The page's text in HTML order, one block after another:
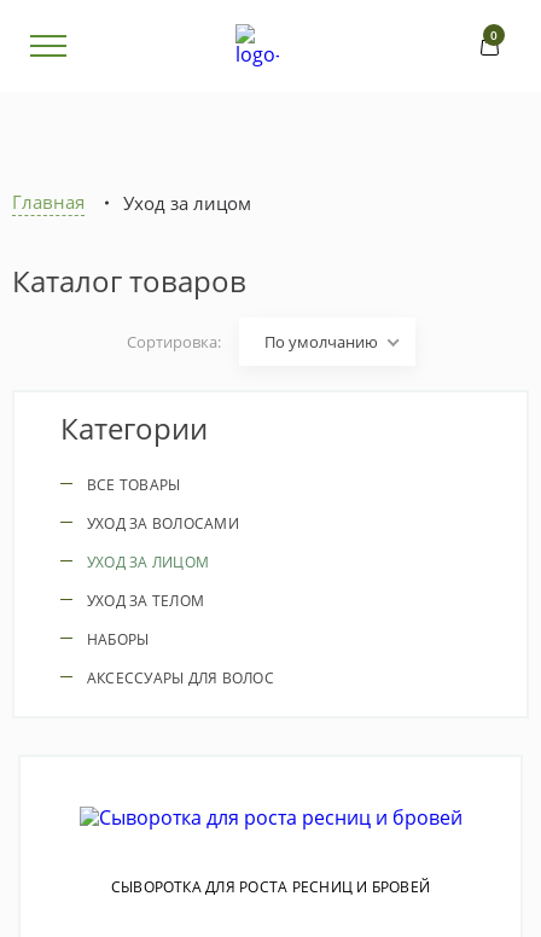
0
Главная Уход за лицом
Каталог товаров
Сортировка: По умолчанию
Категории
ВСЕ ТОВАРЫ
УХОД ЗА ВОЛОСАМИ
УХОД ЗА ЛИЦОМ
УХОД ЗА ТЕЛОМ
НАБОРЫ
АКСЕССУАРЫ ДЛЯ ВОЛОС
СЫВОРОТКА ДЛЯ РОСТА РЕСНИЦ И БРОВЕЙ